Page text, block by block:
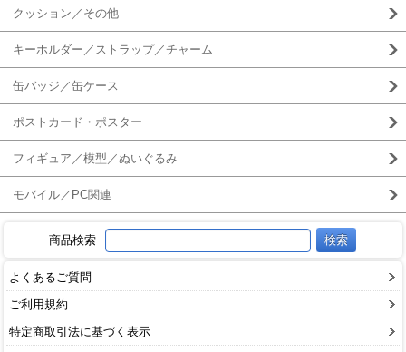
クッション／その他
キーホルダー／ストラップ／チャーム
缶バッジ／缶ケース
ポストカード・ポスター
フィギュア／模型／ぬいぐるみ
モバイル／PC関連
商品検索
よくあるご質問
ご利用規約
特定商取引法に基づく表示